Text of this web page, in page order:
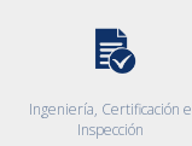
Ingeniería, Certificación e
Inspección